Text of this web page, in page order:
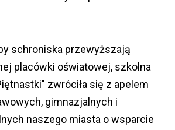
schroniska przewyższają
placówki oświatowej, szkolna
zwróciła się z apelem
gimnazjalnych i
naszego miasta o wsparcie